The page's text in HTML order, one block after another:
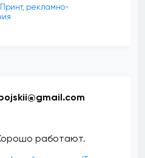
Принт, рекламно-
работают.